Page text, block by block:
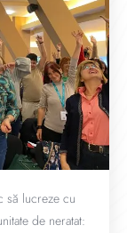
să lucreze cu
de neratat: